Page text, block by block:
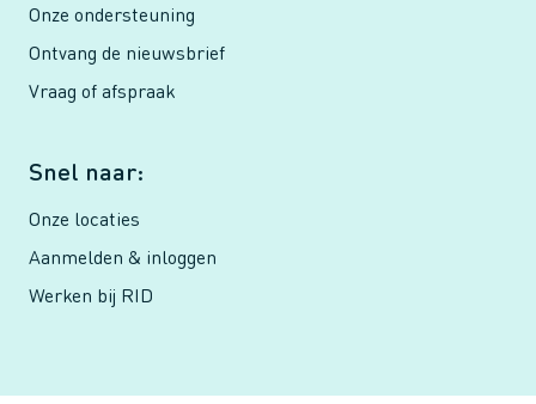
Onze ondersteuning
Ontvang de nieuwsbrief
Vraag of afspraak
Snel naar:
Onze locaties
Aanmelden & inloggen
Werken bij RID